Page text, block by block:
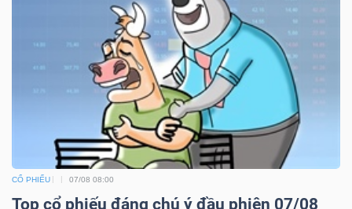
CỔ PHIẾU 07/08 08:00
Top cổ phiếu đáng chú ý đầu phiên 07/08